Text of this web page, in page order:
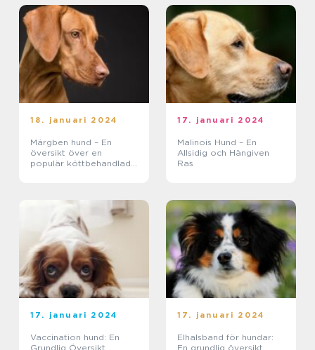
18. januari 2024
Märgben hund – En
översikt över en
populär köttbehandlad
17. januari 2024
Malinois Hund – En
Allsidig och Hängiven
Ras
17. januari 2024
Vaccination hund: En
Grundlig Översikt
17. januari 2024
Elhalsband för hundar:
En grundlig översikt